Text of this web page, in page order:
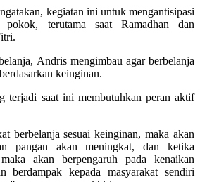
kegiatan ini untuk mengantisipasi
terutama saat Ramadhan dan
Andris mengimbau agar berbelanja
keinginan.
terjadi saat ini membutuhkan peran aktif
berbelanja sesuai keinginan, maka akan
pangan akan meningkat, dan ketika
akan berpengaruh pada kenaikan
berdampak kepada masyarakat sendiri